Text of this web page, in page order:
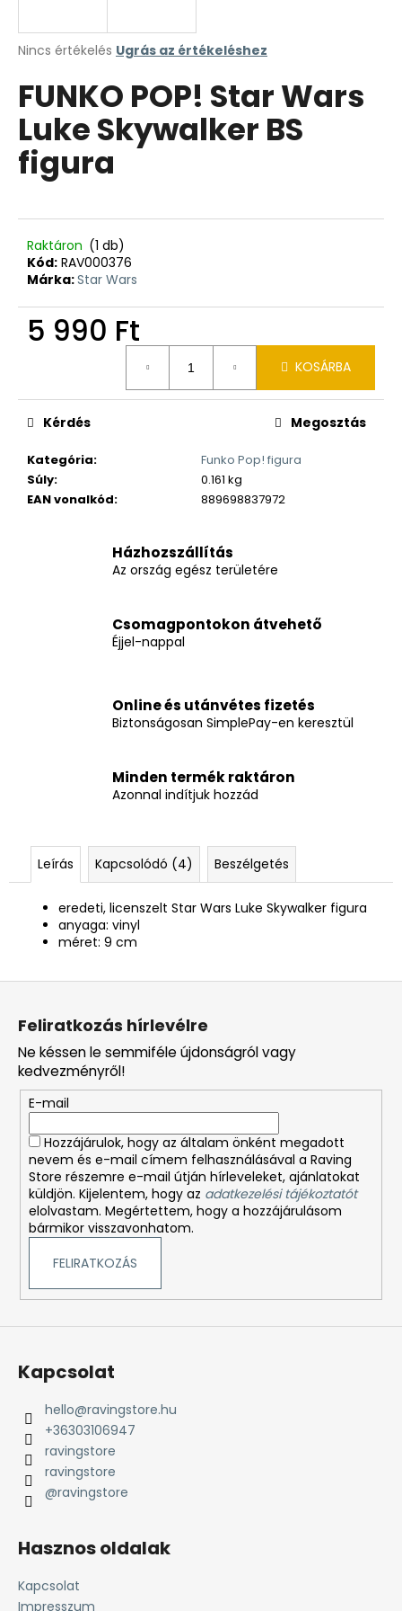
A
átlagos
értékelése
5-
ből
0,0
csillag.
Nincs értékelés Ugrás az értékeléshez
FUNKO POP! Star Wars
Luke Skywalker BS
figura
Raktáron (1 db)
Kód: RAV000376
Márka:Star Wars
5 990 Ft
KOSÁRBA
Kategória:
Funko Pop! figura
Súly:
0.161 kg
EAN vonalkód: 889698837972
Kérdés Megosztás
Házhozszállítás
Az ország egész területére
Csomagpontokon átvehető
Éjjel-nappal
Online és utánvétes fizetés
Biztonságosan SimplePay-en keresztül
Minden termék raktáron
Azonnal indítjuk hozzád
Leírás Kapcsolódó (4) Beszélgetés
eredeti, licenszelt Star Wars Luke Skywalker figura
anyaga: vinyl
méret: 9 cm
Feliratkozás hírlevélre
Ne késsen le semmiféle újdonságról vagy
kedvezményről!
E-mail
Hozzájárulok, hogy az általam önként megadott
nevem és e-mail címem felhasználásával a Raving
Store részemre e-mail útján hírleveleket, ajánlatokat
küldjön. Kijelentem, hogy az adatkezelési tájékoztatót
elolvastam. Megértettem, hogy a hozzájárulásom
bármikor visszavonhatom.
FELIRATKOZÁS
Kapcsolat
hello@ravingstore.hu
+36303106947
ravingstore
ravingstore
@ravingstore
Hasznos oldalak
Kapcsolat
Impresszum